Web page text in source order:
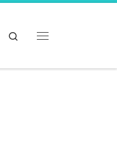
Search